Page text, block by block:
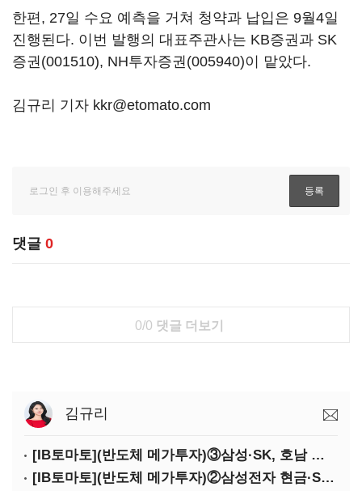
한편, 27일 수요 예측을 거쳐 청약과 납입은 9월4일
진행된다. 이번 발행의 대표주관사는 KB증권과 SK
증권(001510), NH투자증권(005940)이 맡았다.
김규리 기자 kkr@etomato.com
댓글 0
0/0 댓글 더보기
김규리
[IB토마토](반도체 메가투자)③삼성·SK, 호남 동시 출격…인력·협력사 쟁탈전
[IB토마토](반도체 메가투자)②삼성전자 현금·SDI 차입…엇갈린 2655조 투자체력